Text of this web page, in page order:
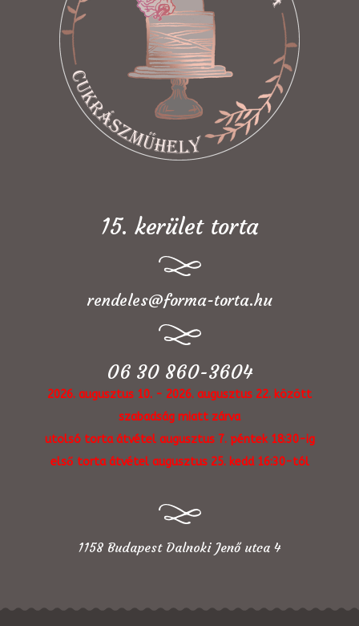
15. kerület torta
rendeles@forma-torta.hu
06 30 860-3604
2026. augusztus 10. - 2026. augusztus 22. között
szabadság miatt zárva
utolsó torta átvétel augusztus 7. péntek 18:30-ig
első torta átvétel augusztus 25. kedd 16:30-tól
1158 Budapest Dalnoki Jenő utca 4